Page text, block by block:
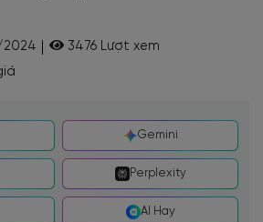
3476 Lượt xem
Gemini
Perplexity
AI Hay